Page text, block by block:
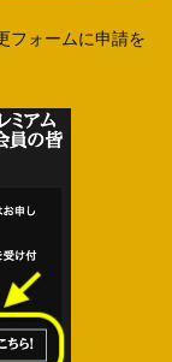
フォームに申請を